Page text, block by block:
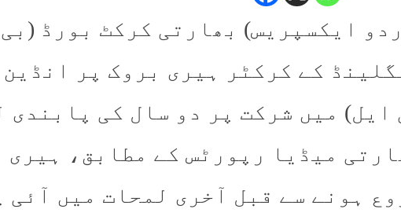
ایکسپریس) بھارتی کرکٹ بورڈ
کے کرکٹر ہیری بروک پر
ایل) میں شرکت پر دو سال کی پابندی
میڈیا رپورٹس کے مطابق،
ہونے سے قبل آخری لمحات میں آئی